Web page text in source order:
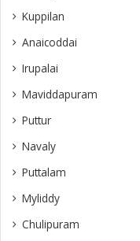
Kuppilan
Anaicoddai
Irupalai
Maviddapuram
Puttur
Navaly
Puttalam
Myliddy
Chulipuram